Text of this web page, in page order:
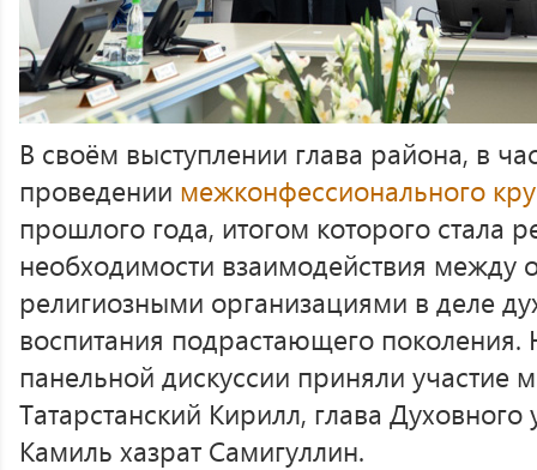
В своём выступлении глава района, в
проведении межконфессионального
прошлого года, итогом которого стала
необходимости взаимодействия между
религиозными организациями в деле
воспитания подрастающего
панельной дискуссии приняли участие
Татарстанский Кирилл, глава
Камиль хазрат Самигуллин.